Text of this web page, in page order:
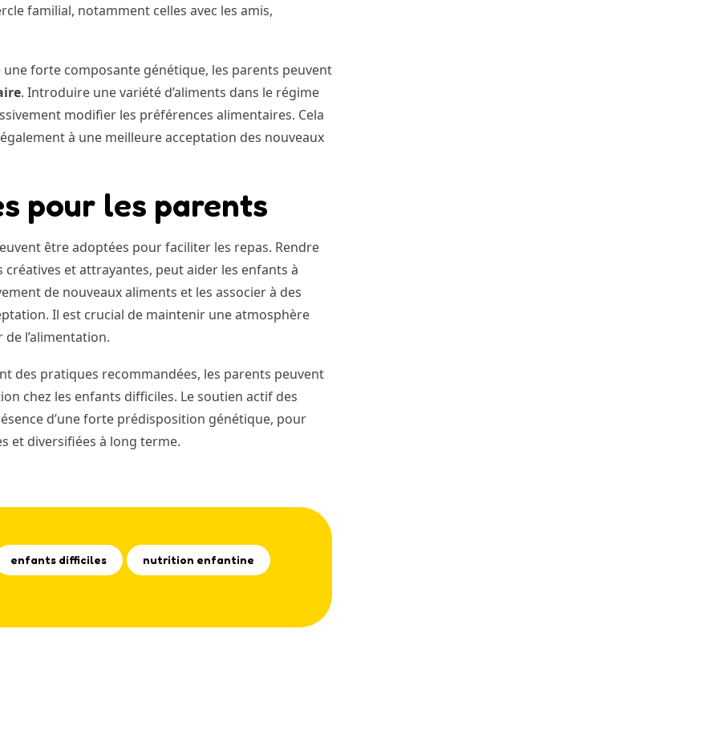
familial, notamment celles avec les amis,
une forte composante génétique, les parents peuvent
. Introduire une variété d’aliments dans le régime
modifier les préférences alimentaires. Cela
à une meilleure acceptation des nouveaux
pour les parents
être adoptées pour faciliter les repas. Rendre
et attrayantes, peut aider les enfants à
de nouveaux aliments et les associer à des
Il est crucial de maintenir une atmosphère
l’alimentation.
des pratiques recommandées, les parents peuvent
chez les enfants difficiles. Le soutien actif des
d’une forte prédisposition génétique, pour
et diversifiées à long terme.
enfants difficiles nutrition enfantine